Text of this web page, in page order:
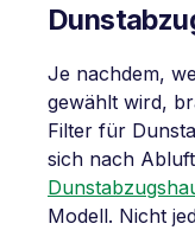
Je nachdem,
gewählt wird,
Filter für
sich nach
Modell. Nicht